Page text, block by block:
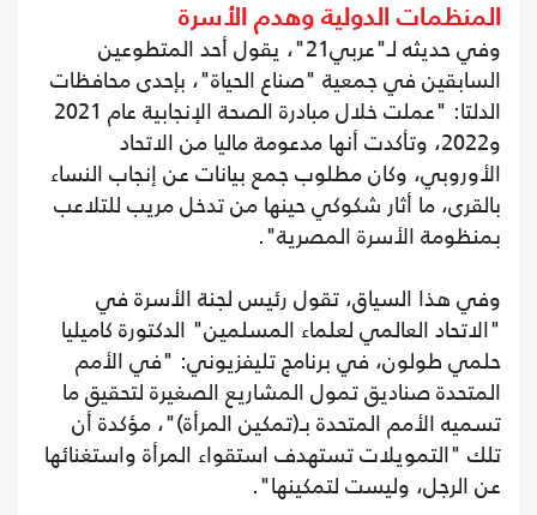
المنظمات الدولية وهدم الأسرة
وفي حديثه لـ"عربي21"، يقول أحد المتطوعين
السابقين في جمعية "صناع الحياة"، بإحدى محافظات
الدلتا: "عملت خلال مبادرة الصحة الإنجابية عام 2021
و2022، وتأكدت أنها مدعومة ماليا من الاتحاد
الأوروبي، وكان مطلوب جمع بيانات عن إنجاب النساء
بالقرى، ما أثار شكوكي حينها من تدخل مريب للتلاعب
بمنظومة الأسرة المصرية".
وفي هذا السياق، تقول رئيس لجنة الأسرة في
"الاتحاد العالمي لعلماء المسلمين" الدكتورة كاميليا
حلمي طولون، في برنامج تليفزيوني: "في الأمم
المتحدة صناديق تمول المشاريع الصغيرة لتحقيق ما
تسميه الأمم المتحدة بـ(تمكين المرأة)"، مؤكدة أن
تلك "التمويلات تستهدف استقواء المرأة واستغنائها
عن الرجل، وليست لتمكينها".